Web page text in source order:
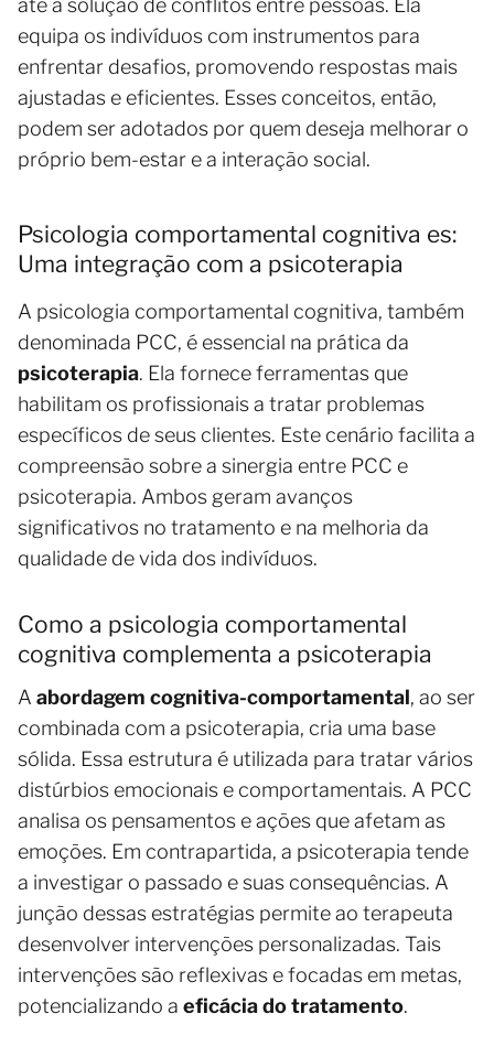
até a solução de conflitos entre pessoas. Ela
equipa os indivíduos com instrumentos para
enfrentar desafios, promovendo respostas mais
ajustadas e eficientes. Esses conceitos, então,
podem ser adotados por quem deseja melhorar o
próprio bem-estar e a interação social.
Psicologia comportamental cognitiva es:
Uma integração com a psicoterapia
A psicologia comportamental cognitiva, também
denominada PCC, é essencial na prática da
psicoterapia. Ela fornece ferramentas que
habilitam os profissionais a tratar problemas
específicos de seus clientes. Este cenário facilita a
compreensão sobre a sinergia entre PCC e
psicoterapia. Ambos geram avanços
significativos no tratamento e na melhoria da
qualidade de vida dos indivíduos.
Como a psicologia comportamental
cognitiva complementa a psicoterapia
A abordagem cognitiva-comportamental, ao ser
combinada com a psicoterapia, cria uma base
sólida. Essa estrutura é utilizada para tratar vários
distúrbios emocionais e comportamentais. A PCC
analisa os pensamentos e ações que afetam as
emoções. Em contrapartida, a psicoterapia tende
a investigar o passado e suas consequências. A
junção dessas estratégias permite ao terapeuta
desenvolver intervenções personalizadas. Tais
intervenções são reflexivas e focadas em metas,
potencializando a eficácia do tratamento.